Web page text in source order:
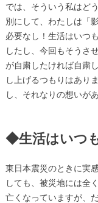
では、そういう私はど
別にして、わたしは「
必要なし！生活はいつ
したし、今回もそうさ
が自粛したければ自粛
し上げるつもりはあり
し、それなりの想いが
◆生活はいつ
東日本震災のときに実
しても、被災地には全
亡くなっていますが、